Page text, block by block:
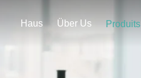
Haus Über Us Produits